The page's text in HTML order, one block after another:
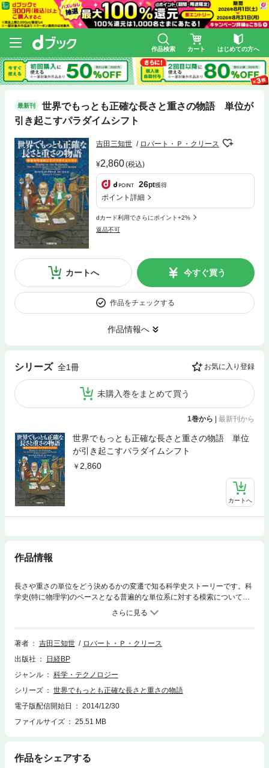
作品検索 カート はじめての方へ
最新刊
世界でもっとも正確な長さと重さの物語 単位が
引き起こすパラダイムシフト
吉田三知世 ロバート・Ｐ・クリース
2,860(税込)
26pt獲得
ポイント詳細
dカード利用でさらにポイント+2%
返品不可
カートへ 今すぐ買う
作品をチェックする
作品情報へ
シリーズ 全1冊 お気に入り登録
未購入巻をまとめて買う
1巻から | 最新刊から
世界でもっとも正確な長さと重さの物語 単位
が引き起こすパラダイムシフト
2,860
カートへ
作品情報
長さや重さの単位をどう決めるかの変遷で知る科学史ストーリーです。科
学史(特に物理学)のベースとなる普遍的な単位系に対する模索について、
哲学っぽいトリビア的な知識を開陳します。長さと重さの単位となるメー
トルやキログラムは従来では「原器」と呼ばれる人工物を基準としていま
したが、長さの伸縮や重さの増減のために、信頼性が揺らいできました。
本書の第12章の「さらばキログラム」は、キログラム原器との分離とキロ
著者 吉田三知世
ロバート・Ｐ・クリース
出版社
日経BP
ジャンル
科学・テクノロジー
シリーズ
世界でもっとも正確な長さと重さの物語
電子版配信開始日
2014/12/30
ファイルサイズ
25.51 MB
作品をシェアする